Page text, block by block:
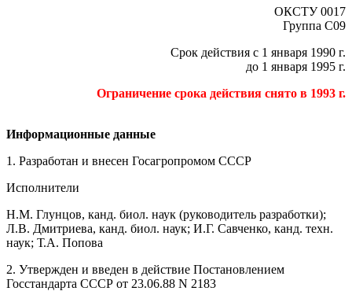
ОКСТУ 0017
Группа C09
Срок действия с 1 января 1990 г.
до 1 января 1995 г.
Ограничение срока действия снято в 1993 г.
Информационные данные
1. Разработан и внесен Госагропромом СССР
Исполнители
Н.М. Глунцов, канд. биол. наук (руководитель разработки);
Л.В. Дмитриева, канд. биол. наук; И.Г. Савченко, канд. техн.
наук; Т.А. Попова
2. Утвержден и введен в действие Постановлением
Госстандарта СССР от 23.06.88 N 2183